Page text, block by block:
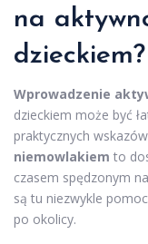
na
dzieckiem?
Wprowadzenie
dzieckiem może być
praktycznych
niemowlakiem to
czasem spędzonym
są tu niezwykle
po okolicy.